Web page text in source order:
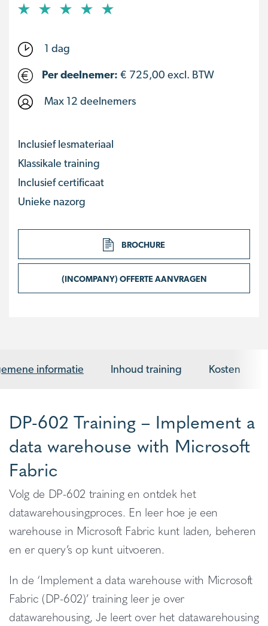
1 dag
Per deelnemer: € 725,00 excl. BTW
Max 12 deelnemers
Inclusief lesmateriaal
Klassikale training
Inclusief certificaat
Unieke nazorg
BROCHURE
(INCOMPANY) OFFERTE AANVRAGEN
informatie Inhoud training Kosten
DP-602 Training – Implement a
data warehouse with Microsoft
Fabric
Volg de DP-602 training en ontdek het
datawarehousingproces. En leer hoe je een
warehouse in Microsoft Fabric kunt laden, beheren
en er query’s op kunt uitvoeren.
In de ‘Implement a data warehouse with Microsoft
Fabric (DP-602)’ training leer je over
datawarehousing, Je leert over het datawarehousing